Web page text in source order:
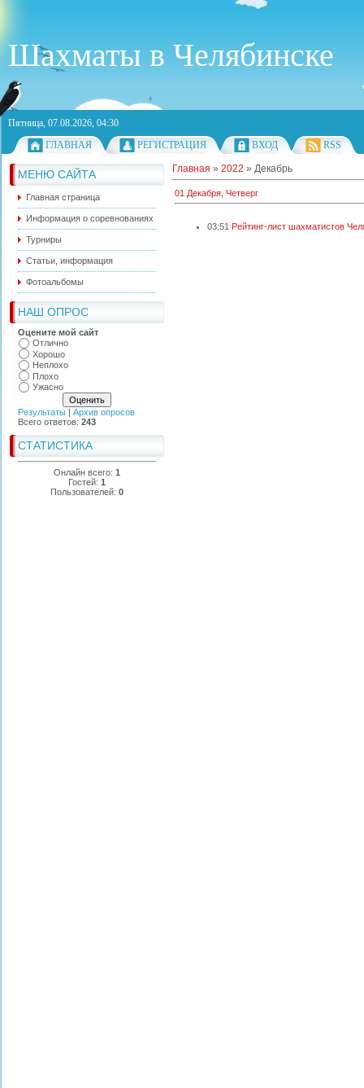
Шахматы в Челябинске
Пятница, 07.08.2026, 04:30
ГЛАВНАЯ
РЕГИСТРАЦИЯ ВХОД RSS
МЕНЮ САЙТА
Главная страница
Информация о соревнованиях
Турниры
Статьи, информация
Фотоальбомы
НАШ ОПРОС
Оцените мой сайт
Отлично
Хорошо
Неплохо
Плохо
Ужасно
Результаты | Архив опросов
Всего ответов: 243
СТАТИСТИКА
Онлайн всего: 1
Гостей: 1
Пользователей: 0
Главная » 2022 » Декабрь
01 Декабря, Четверг
03:51 Рейтинг-лист шахматистов